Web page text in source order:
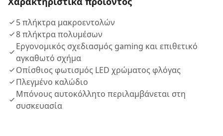
5 πλήκτρα μακροεντολών
8 πλήκτρα πολυμέσων
Εργονομικός σχεδιασμός gaming και επιθετικό
αγκαθωτό σχήμα
Οπίσθιος φωτισμός LED χρώματος φλόγας
Πλεγμένο καλώδιο
Μπόνους αυτοκόλλητο περιλαμβάνεται στη
συσκευασία